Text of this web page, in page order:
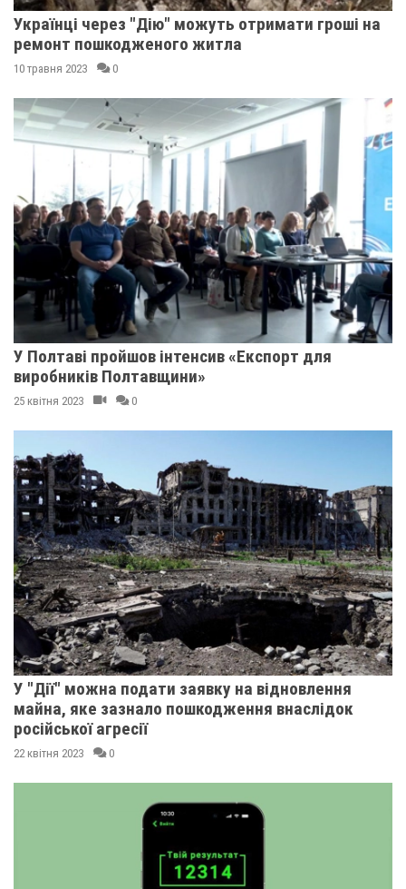
Українці через "Дію" можуть отримати гроші на
ремонт пошкодженого житла
10 травня 2023 0
У Полтаві пройшов інтенсив «Експорт для
виробників Полтавщини»
25 квітня 2023 0
У "Дії" можна подати заявку на відновлення
майна, яке зазнало пошкодження внаслідок
російської агресії
22 квітня 2023 0